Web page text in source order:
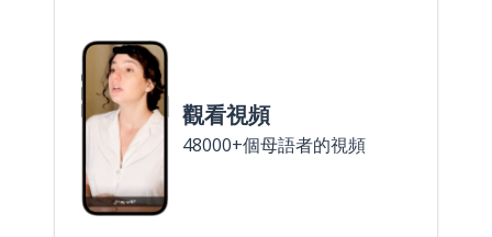
觀看視頻
48000+個母語者的視頻